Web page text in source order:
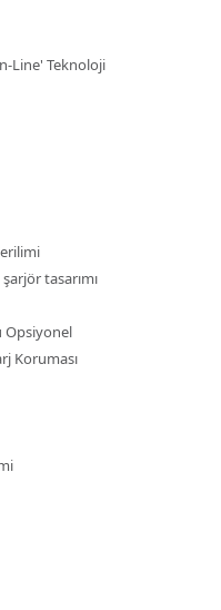
Line' Teknoloji
tasarımı
Opsiyonel
Koruması